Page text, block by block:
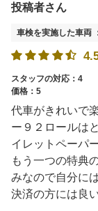
投稿者さん
車検を実施した車両
スタッフの対応：4
価格：5
代車がきれいで
ー９２ロールは
イレットペーパ
もう一つの特典
みなので自分に
決済の方には良